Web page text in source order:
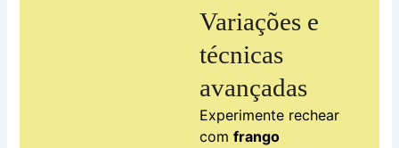
Variações e
técnicas
avançadas
Experimente rechear
com frango